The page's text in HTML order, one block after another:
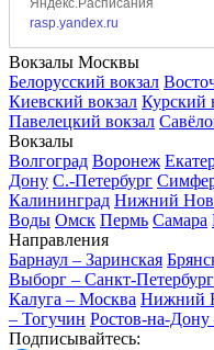
Вокзалы Москвы
Белорусский вокзал
Киевский вокзал Курский
Павелецкий вокзал
Вокзалы
Волгоград Воронеж
Дону С.-Петербург
Калининград Нижний
Воды Омск Пермь Самара
Направления
Барнаул – Заринская
Выборг – Санкт-Петербург
Калуга – Москва Нижний
– Тогучин Ростов-на-Дону
Подписывайтесь: